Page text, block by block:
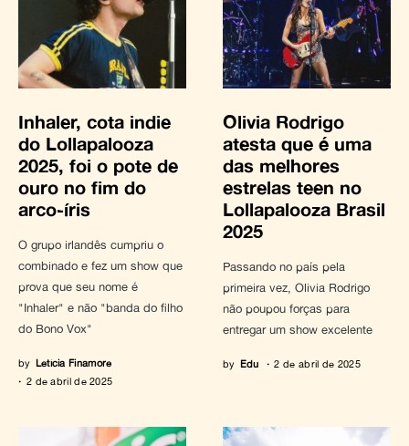
Inhaler, cota indie
do Lollapalooza
2025, foi o pote de
ouro no fim do
arco-íris
O grupo irlandês cumpriu o
combinado e fez um show que
prova que seu nome é
"Inhaler" e não "banda do filho
do Bono Vox"
by Letícia Finamore
2 de abril de 2025
Olivia Rodrigo
atesta que é uma
das melhores
estrelas teen no
Lollapalooza Brasil
2025
Passando no país pela
primeira vez, Olivia Rodrigo
não poupou forças para
entregar um show excelente
by Edu 2 de abril de 2025